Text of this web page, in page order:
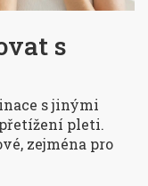
s
s jinými
pleti.
zejména pro